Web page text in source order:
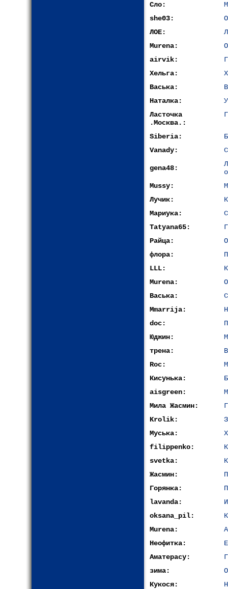
Сло:
she03:
ЛОЕ:
Murena:
airvik:
Хельга:
Васька:
Наталка:
Ласточка
.Москва.:
Siberia:
Vanady:
gena48:
Mussy:
Лучик:
Мариука:
Tatyana65:
Райца:
флора:
LLL:
Murena:
Васька:
Mmarrija:
doc:
Юджин:
трена:
Roc:
Кисунька:
aisgreen:
Мила Жасмин:
Krolik:
Муська:
filippenko:
svetka:
Жасмин:
Горянка:
lavanda:
oksana_pil:
Murena:
Неофитка:
Аматерасу:
зима:
Кукося: